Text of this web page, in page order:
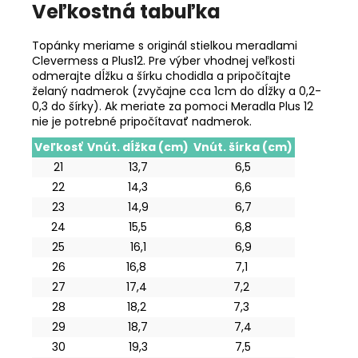
Veľkostná tabuľka
Topánky meriame s originál stielkou meradlami
Clevermess a Plus12. Pre výber vhodnej veľkosti
odmerajte dĺžku a šírku chodidla a pripočítajte
želaný nadmerok (zvyčajne cca 1cm do dĺžky a 0,2-
0,3 do šírky). Ak meriate za pomoci Meradla Plus 12
nie je potrebné pripočítavať nadmerok.
Veľkosť Vnút. dĺžka (cm) Vnút. šírka (cm)
21
13,7
6,5
22
14,3
6,6
23
14,9
6,7
24
15,5
6,8
25
16,1
6,9
26
16,8
7,1
27
17,4
7,2
28
18,2
7,3
29
18,7
7,4
30
19,3
7,5